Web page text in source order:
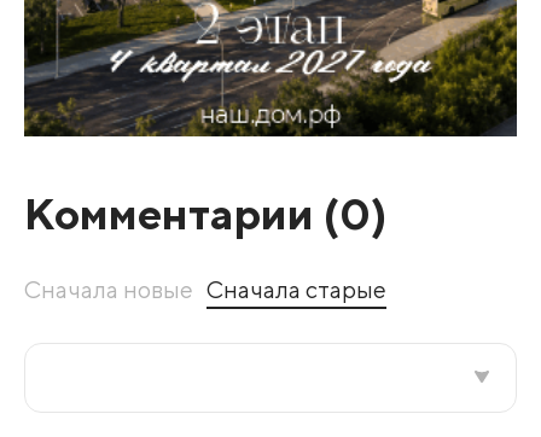
Комментарии (0)
Сначала новые Сначала старые